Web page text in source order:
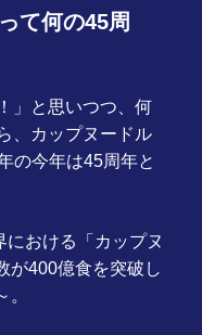
て何の45周
」と思いつつ、何
、カップヌードル
の今年は45周年と
おける「カップヌ
が400億食を突破し